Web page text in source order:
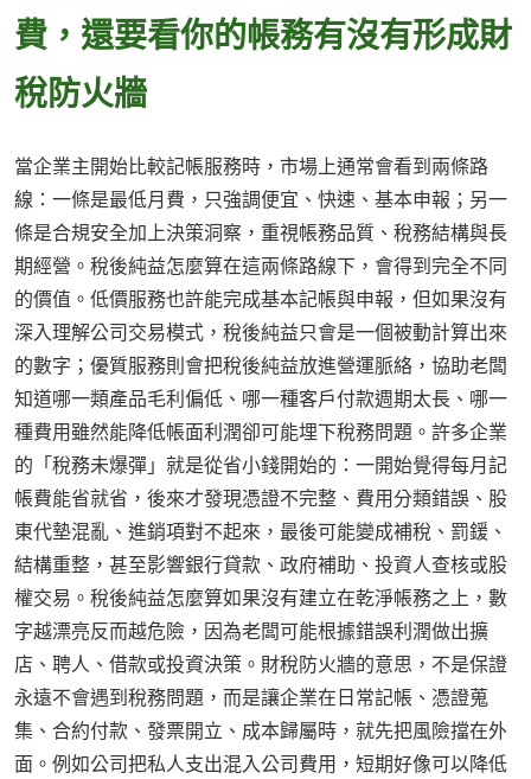
費，還要看你的帳務有沒有形成財
稅防火牆
當企業主開始比較記帳服務時，市場上通常會看到兩條路
線：一條是最低月費，只強調便宜、快速、基本申報；另一
條是合規安全加上決策洞察，重視帳務品質、稅務結構與長
期經營。稅後純益怎麼算在這兩條路線下，會得到完全不同
的價值。低價服務也許能完成基本記帳與申報，但如果沒有
深入理解公司交易模式，稅後純益只會是一個被動計算出來
的數字；優質服務則會把稅後純益放進營運脈絡，協助老闆
知道哪一類產品毛利偏低、哪一種客戶付款週期太長、哪一
種費用雖然能降低帳面利潤卻可能埋下稅務問題。許多企業
的「稅務未爆彈」就是從省小錢開始的：一開始覺得每月記
帳費能省就省，後來才發現憑證不完整、費用分類錯誤、股
東代墊混亂、進銷項對不起來，最後可能變成補稅、罰鍰、
結構重整，甚至影響銀行貸款、政府補助、投資人查核或股
權交易。稅後純益怎麼算如果沒有建立在乾淨帳務之上，數
字越漂亮反而越危險，因為老闆可能根據錯誤利潤做出擴
店、聘人、借款或投資決策。財稅防火牆的意思，不是保證
永遠不會遇到稅務問題，而是讓企業在日常記帳、憑證蒐
集、合約付款、發票開立、成本歸屬時，就先把風險擋在外
面。例如公司把私人支出混入公司費用，短期好像可以降低